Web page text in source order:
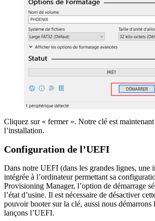
Cliquez sur « fermer ». Notre clé est
l’installation.
Configuration de l’UEFI
Dans notre UEFI (dans les grandes lignes, une
intégrée à l’ordinateur permettant sa
Provisioning Manager, l’option de démarrage
l’état d’usine. Il est nécessaire de désactiver
pouvoir booter sur la clé, aussi nous démarrons
lançons l’UEFI.